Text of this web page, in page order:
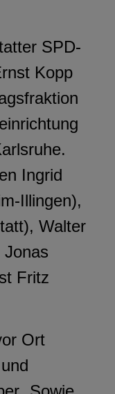
SPD-
Kopp
Ingrid
Illingen),
Walter
Fritz
Ort